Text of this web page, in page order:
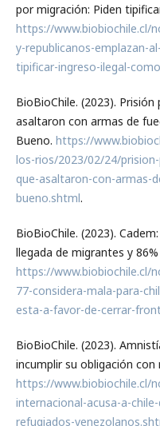
por migración: Piden
https://www.biobiochile.cl/
y-republicanos-emplazan-
tipificar-ingreso-ilegal-
BioBioChile. (2023).
asaltaron con armas de
Bueno. https://
los-rios/2023/02/24/
que-asaltaron-con-armas-
bueno.shtml.
BioBioChile. (2023).
llegada de migrantes y
https://www.biobiochile.cl/
77-considera-mala-para-
esta-a-favor-de-cerrar-
BioBioChile. (2023).
incumplir su obligación
https://www.biobiochile.cl/
internacional-acusa-a-
refugiados-